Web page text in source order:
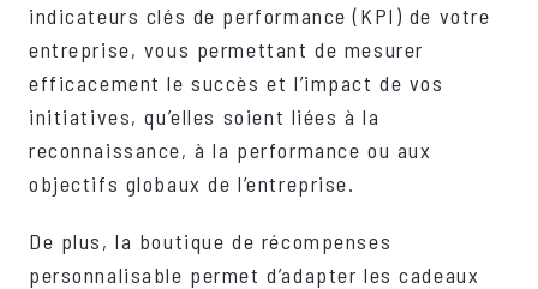
indicateurs clés de performance (KPI) de votre
entreprise, vous permettant de mesurer
efficacement le succès et l’impact de vos
initiatives, qu’elles soient liées à la
reconnaissance, à la performance ou aux
objectifs globaux de l’entreprise.
De plus, la boutique de récompenses
personnalisable permet d’adapter les cadeaux